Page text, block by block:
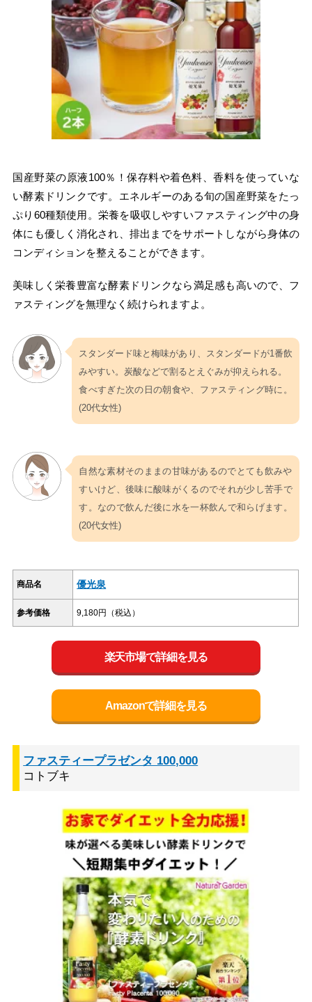
国産野菜の原液100％！保存料や着色料、香料を使っていな
い酵素ドリンクです。エネルギーのある旬の国産野菜をたっ
ぷり60種類使用。栄養を吸収しやすいファスティング中の身
体にも優しく消化され、排出までをサポートしながら身体の
コンディションを整えることができます。
美味しく栄養豊富な酵素ドリンクなら満足感も高いので、フ
ァスティングを無理なく続けられますよ。
スタンダード味と梅味があり、スタンダードが1番飲
みやすい。炭酸などで割るとえぐみが抑えられる。
食べすぎた次の日の朝食や、ファスティング時に。
(20代女性)
自然な素材そのままの甘味があるのでとても飲みや
すいけど、後味に酸味がくるのでそれが少し苦手で
す。なので飲んだ後に水を一杯飲んで和らげます。
(20代女性)
商品名 優光泉
参考価格 9,180円（税込）
楽天市場で詳細を見る
Amazonで詳細を見る
ファスティープラゼンタ 100,000
コトブキ